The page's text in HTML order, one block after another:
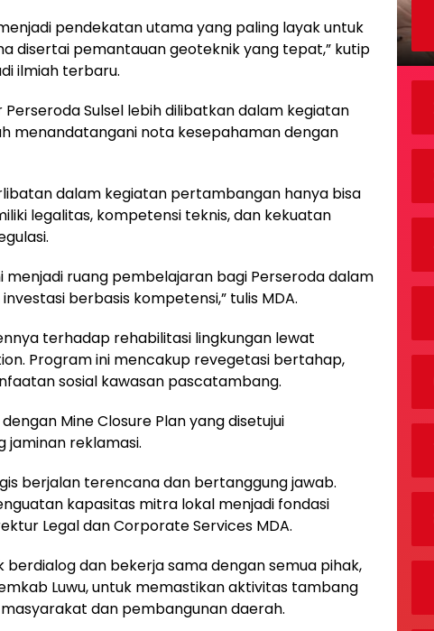
pendekatan utama yang paling layak untuk
disertai pemantauan geoteknik yang tepat,” kutip
ilmiah terbaru.
Sulsel lebih dilibatkan dalam kegiatan
menandatangani nota kesepahaman dengan
dalam kegiatan pertambangan hanya bisa
legalitas, kompetensi teknis, dan kekuatan
menjadi ruang pembelajaran bagi Perseroda dalam
berbasis kompetensi,” tulis MDA.
terhadap rehabilitasi lingkungan lewat
Program ini mencakup revegetasi bertahap,
sosial kawasan pascatambang.
Mine Closure Plan yang disetujui
jaminan reklamasi.
berjalan terencana dan bertanggung jawab.
kapasitas mitra lokal menjadi fondasi
Legal dan Corporate Services MDA.
dan bekerja sama dengan semua pihak,
Luwu, untuk memastikan aktivitas tambang
dan pembangunan daerah.